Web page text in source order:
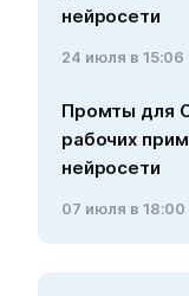
нейросети
24 июля в 15:06
Промты для
рабочих
нейросети
07 июля в 18:00